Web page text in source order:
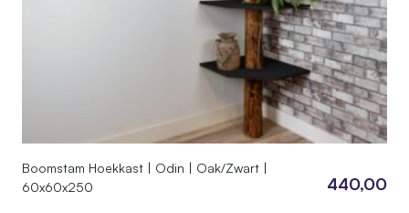
Boomstam Hoekkast | Odin | Oak/Zwart |
60x60x250
440,00